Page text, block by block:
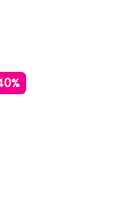
CLAIR